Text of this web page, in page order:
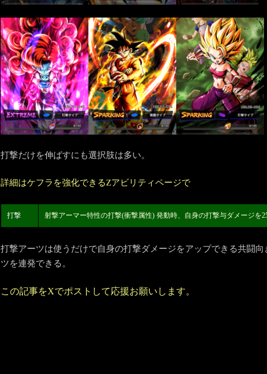
打撃だけを伸ばすにも選択肢は多い。
詳細はケフラを強化できるZアビリティページで
打撃 射撃アーマー特性の打撃(衝撃属性) 発動時、自身の打撃与ダメージを
打撃アーツは使うだけで自身の打撃ダメージをアップできる共闘
ツを連発できる。
この記事をXでポストして応援お願いします。